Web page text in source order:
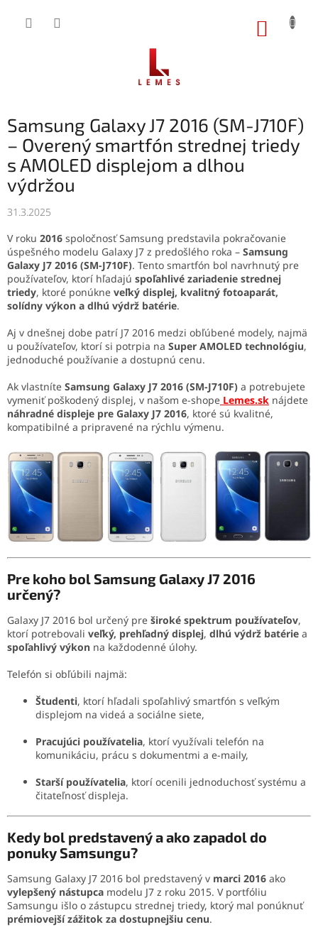
Samsung Galaxy J7 2016 (SM-J710F)
– Overený smartfón strednej triedy
s AMOLED displejom a dlhou
výdržou
31.3.2025
V roku 2016 spoločnosť Samsung predstavila pokračovanie
úspešného modelu Galaxy J7 z predošlého roka – Samsung
Galaxy J7 2016 (SM-J710F). Tento smartfón bol navrhnutý pre
používateľov, ktorí hľadajú spoľahlivé zariadenie strednej
triedy, ktoré ponúkne veľký displej, kvalitný fotoaparát,
solídny výkon a dlhú výdrž batérie.
Aj v dnešnej dobe patrí J7 2016 medzi obľúbené modely, najmä
u používateľov, ktorí si potrpia na Super AMOLED technológiu,
jednoduché používanie a dostupnú cenu.
Ak vlastníte Samsung Galaxy J7 2016 (SM-J710F) a potrebujete
vymeniť poškodený displej, v našom e-shope Lemes.sk nájdete
náhradné displeje pre Galaxy J7 2016, ktoré sú kvalitné,
kompatibilné a pripravené na rýchlu výmenu.
Pre koho bol Samsung Galaxy J7 2016
určený?
Galaxy J7 2016 bol určený pre široké spektrum používateľov,
ktorí potrebovali veľký, prehľadný displej, dlhú výdrž batérie a
spoľahlivý výkon na každodenné úlohy.
Telefón si obľúbili najmä:
Študenti, ktorí hľadali spoľahlivý smartfón s veľkým
displejom na videá a sociálne siete,
Pracujúci používatelia, ktorí využívali telefón na
komunikáciu, prácu s dokumentmi a e-maily,
Starší používatelia, ktorí ocenili jednoduchosť systému a
čitateľnosť displeja.
Kedy bol predstavený a ako zapadol do
ponuky Samsungu?
Samsung Galaxy J7 2016 bol predstavený v marci 2016 ako
vylepšený nástupca modelu J7 z roku 2015. V portfóliu
Samsungu išlo o zástupcu strednej triedy, ktorý mal ponúknuť
prémiovejší zážitok za dostupnejšiu cenu.